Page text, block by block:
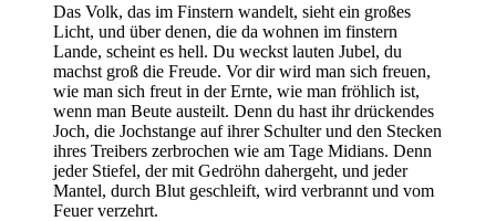
Das Volk, das im Finstern wandelt, sieht ein großes
Licht, und über denen, die da wohnen im finstern
Lande, scheint es hell. Du weckst lauten Jubel, du
machst groß die Freude. Vor dir wird man sich freuen,
wie man sich freut in der Ernte, wie man fröhlich ist,
wenn man Beute austeilt. Denn du hast ihr drückendes
Joch, die Jochstange auf ihrer Schulter und den Stecken
ihres Treibers zerbrochen wie am Tage Midians. Denn
jeder Stiefel, der mit Gedröhn dahergeht, und jeder
Mantel, durch Blut geschleift, wird verbrannt und vom
Feuer verzehrt.